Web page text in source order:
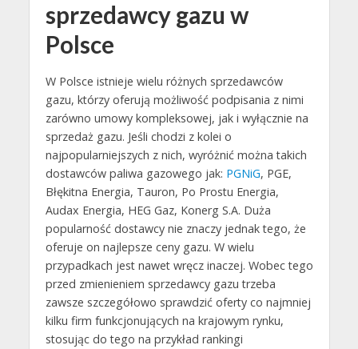
sprzedawcy gazu w
Polsce
W Polsce istnieje wielu różnych sprzedawców
gazu, którzy oferują możliwość podpisania z nimi
zarówno umowy kompleksowej, jak i wyłącznie na
sprzedaż gazu. Jeśli chodzi z kolei o
najpopularniejszych z nich, wyróżnić można takich
dostawców paliwa gazowego jak: PGNiG, PGE,
Błękitna Energia, Tauron, Po Prostu Energia,
Audax Energia, HEG Gaz, Konerg S.A. Duża
popularność dostawcy nie znaczy jednak tego, że
oferuje on najlepsze ceny gazu. W wielu
przypadkach jest nawet wręcz inaczej. Wobec tego
przed zmienieniem sprzedawcy gazu trzeba
zawsze szczegółowo sprawdzić oferty co najmniej
kilku firm funkcjonujących na krajowym rynku,
stosując do tego na przykład rankingi